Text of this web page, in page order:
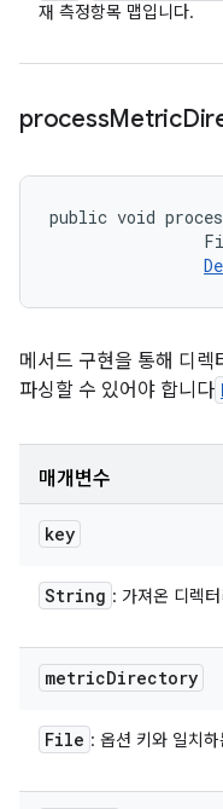
재 측정항목 맵입니다.
processMetric
public void
메서드 구현을 통해 디
파싱할 수 있어야 합니다
매개변수
key
String : 가져온 디렉
metricDirectory
File : 옵션 키와 일치